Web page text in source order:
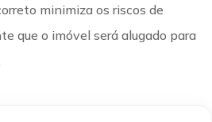
minimiza os riscos de
que o imóvel será alugado para